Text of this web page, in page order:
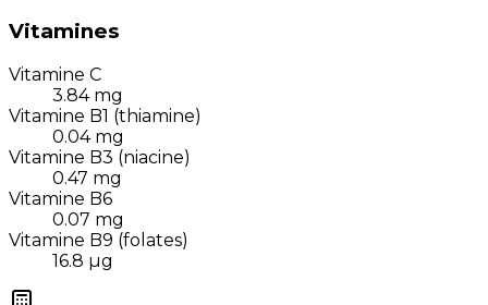
Vitamines
Vitamine C
3.84 mg
Vitamine B1 (thiamine)
0.04 mg
Vitamine B3 (niacine)
0.47 mg
Vitamine B6
0.07 mg
Vitamine B9 (folates)
16.8 µg